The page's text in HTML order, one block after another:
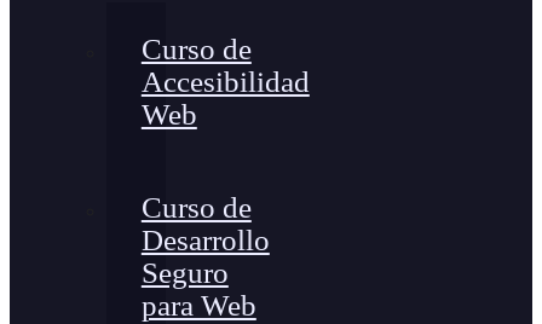
Curso de
Accesibilidad
Web
Curso de
Desarrollo
Seguro
para Web